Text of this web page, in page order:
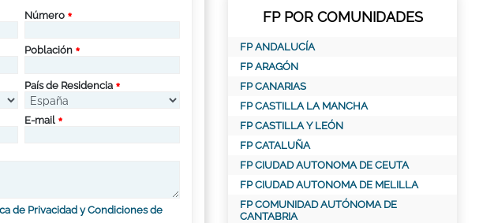
Número
Población
País de Residencia
E-mail
de Privacidad y Condiciones de
FP POR COMUNIDADES
FP ANDALUCÍA
FP ARAGÓN
FP CANARIAS
FP CASTILLA LA MANCHA
FP CASTILLA Y LEÓN
FP CATALUÑA
FP CIUDAD AUTONOMA DE CEUTA
FP CIUDAD AUTONOMA DE MELILLA
FP COMUNIDAD AUTÓNOMA DE
CANTABRIA